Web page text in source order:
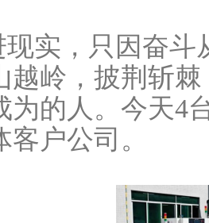
现实，只因奋斗
越岭，披荆斩
的人。 今天4
户公司。